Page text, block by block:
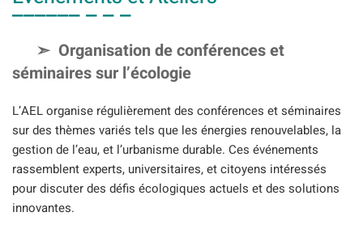
Organisation de conférences et
séminaires sur l’écologie
L’AEL organise régulièrement des conférences et séminaires
sur des thèmes variés tels que les énergies renouvelables, la
gestion de l’eau, et l’urbanisme durable. Ces événements
rassemblent experts, universitaires, et citoyens intéressés
pour discuter des défis écologiques actuels et des solutions
innovantes.